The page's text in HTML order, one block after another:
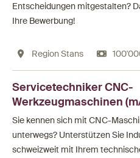
Entscheidungen mitgestalten?
Ihre Bewerbung!
Region Stans
Servicetechniker CNC-
Werkzeugmaschinen
Sie kennen sich mit CNC-
unterwegs? Unterstützen Sie
schweizweit mit Ihrem